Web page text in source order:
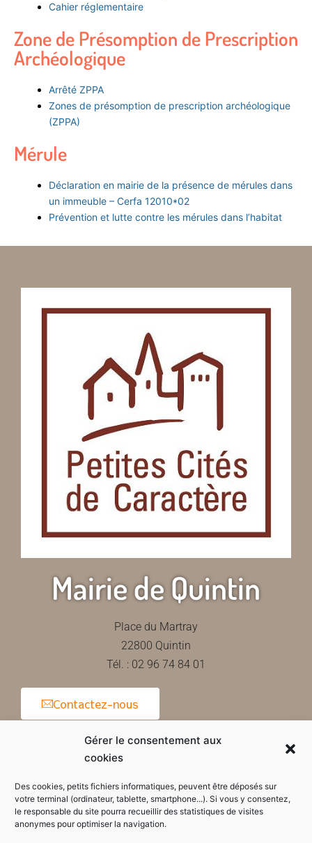
Gérer le consentement aux
cookies
Des cookies, petits fichiers informatiques, peuvent être déposés sur
votre terminal (ordinateur, tablette, smartphone...). Si vous y consentez,
le responsable du site pourra recueillir des statistiques de visites
anonymes pour optimiser la navigation.
Cahier réglementaire
Zone de Présomption de Prescription
Archéologique
Arrêté ZPPA
Zones de présomption de prescription archéologique
(ZPPA)
Mérule
Déclaration en mairie de la présence de mérules dans
un immeuble – Cerfa 12010*02
Prévention et lutte contre les mérules dans l’habitat
Mairie de Quintin
Place du Martray
22800 Quintin
Tél. : 02 96 74 84 01
Contactez-nous
Horaires d'ouverture de la mairie